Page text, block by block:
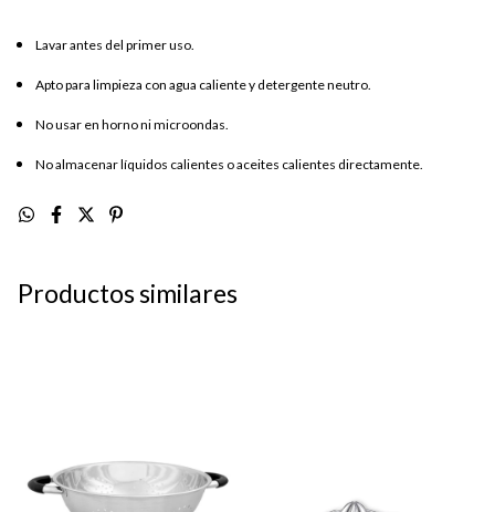
Lavar antes del primer uso.
Apto para limpieza con agua caliente y detergente neutro.
No usar en horno ni microondas.
No almacenar líquidos calientes o aceites calientes directamente.
Productos similares